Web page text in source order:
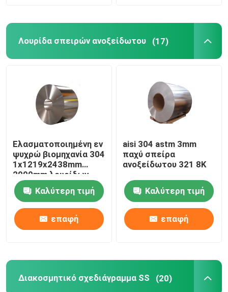
Λουρίδα σπειρών ανοξείδωτου (17)
Ελασματοποιημένη εν
ψυχρώ βιομηχανία 304
1x1219x2438mm
2000mm λουρίδων
σπειρών ανοξείδωτου
HL
Καλύτερη τιμή
επαφή
aisi 304 astm 3mm
παχύ σπείρα
ανοξείδωτου 321 8K
Καλύτερη τιμή
επαφή
Διακοσμητικό σχεδιάγραμμα SS (20)